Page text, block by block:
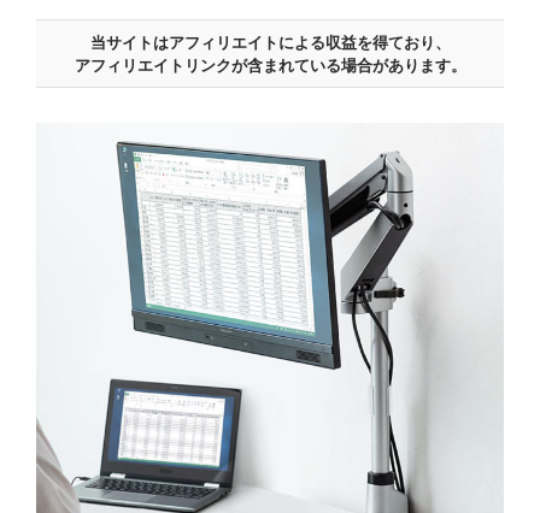
当サイトはアフィリエイトによる収益を得ており、
アフィリエイトリンクが含まれている場合があります。